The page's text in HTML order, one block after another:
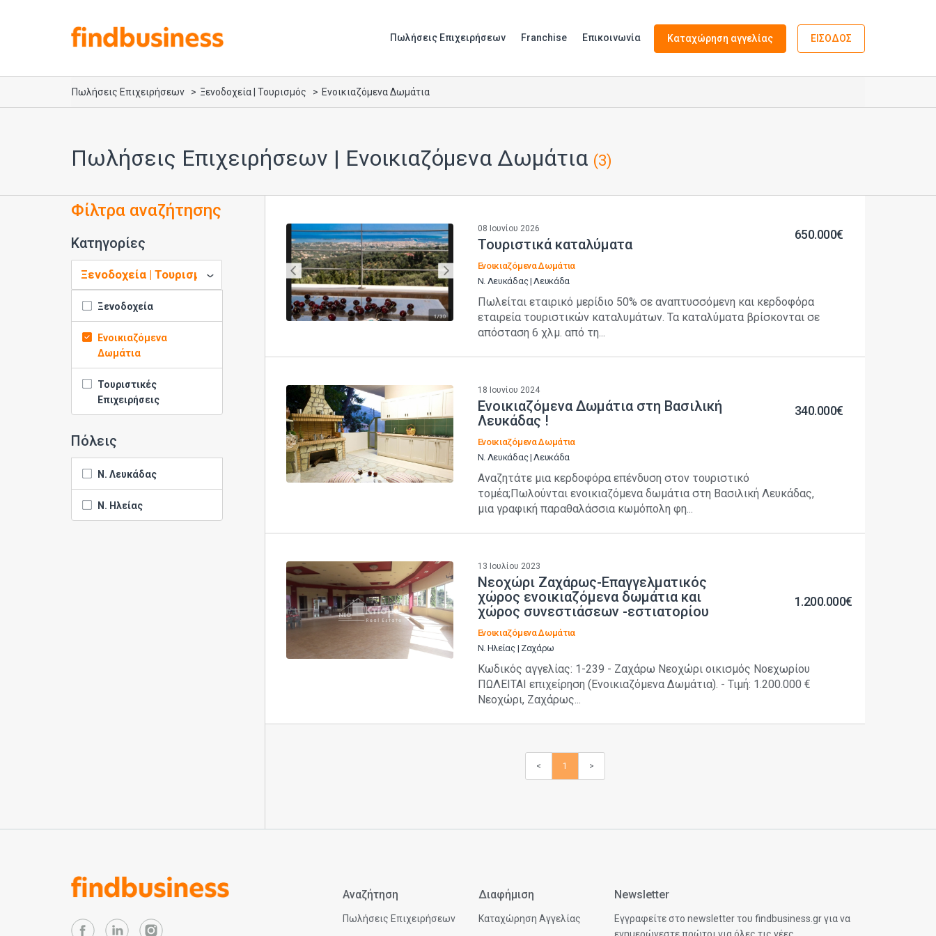
Πωλήσεις Επιχειρήσεων Franchise Επικοινωνία Καταχώρηση αγγελίας ΕΙΣΟΔΟΣ
Πωλήσεις Επιχειρήσεων Ξενοδοχεία | Τουρισμός Ενοικιαζόμενα Δωμάτια
Πωλήσεις Επιχειρήσεων | Ενοικιαζόμενα Δωμάτια (3)
Φίλτρα αναζήτησης
Κατηγορίες
Ξενοδοχεία
Ενοικιαζόμενα
Δωμάτια
Τουριστικές
Επιχειρήσεις
Πόλεις
Ν. Λευκάδας
Ν. Ηλείας
08 Ιουνίου 2026
Τουριστικά καταλύματα
Ενοικιαζόμενα Δωμάτια
Ν. Λευκάδας | Λευκάδα
Πωλείται εταιρικό μερίδιο 50% σε αναπτυσσόμενη και κερδοφόρα
εταιρεία τουριστικών καταλυμάτων. Τα καταλύματα βρίσκονται σε
απόσταση 6 χλμ. από τη...
650.000€
18 Ιουνίου 2024
Ενοικιαζόμενα Δωμάτια στη Βασιλική
Λευκάδας !
Ενοικιαζόμενα Δωμάτια
Ν. Λευκάδας | Λευκάδα
Αναζητάτε μια κερδοφόρα επένδυση στον τουριστικό
τομέα;Πωλούνται ενοικιαζόμενα δωμάτια στη Βασιλική Λευκάδας,
μια γραφική παραθαλάσσια κωμόπολη φη...
340.000€
13 Ιουλίου 2023
Νεοχώρι Ζαχάρως-Επαγγελματικός
χώρος ενοικιαζόμενα δωμάτια και
χώρος συνεστιάσεων -εστιατορίου
Ενοικιαζόμενα Δωμάτια
Ν. Ηλείας | Ζαχάρω
Κωδικός αγγελίας: 1-239 - Ζαχάρω Νεοχώρι οικισμός Νοεχωρίου
ΠΩΛΕΙΤΑΙ επιχείρηση (Ενοικιαζόμενα Δωμάτια). - Τιμή: 1.200.000 €
Νεοχώρι, Ζαχάρως...
1.200.000€
< 1 >
Newsletter
Εγγραφείτε στο newsletter του findbusiness.gr για να
Αναζήτηση
Πωλήσεις Επιχειρήσεων
Διαφήμιση
Καταχώρηση Αγγελίας